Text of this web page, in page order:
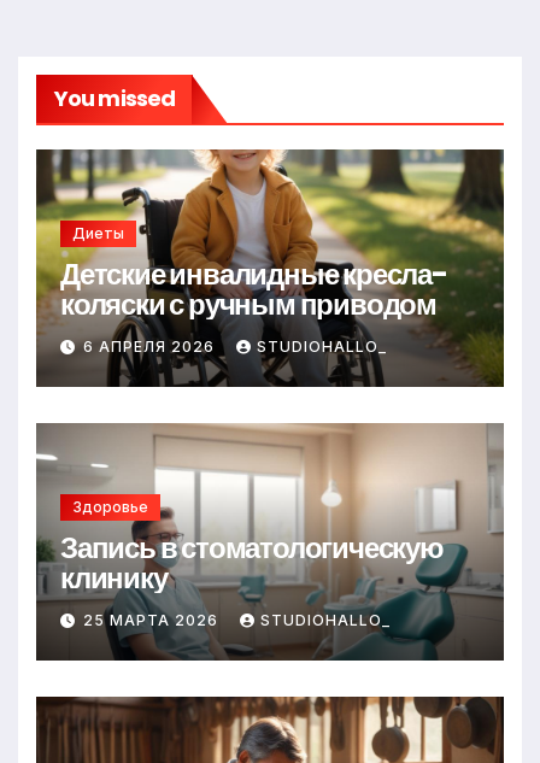
You missed
Диеты
Детские инвалидные кресла-
коляски с ручным приводом
6 АПРЕЛЯ 2026 STUDIOHALLO_
Здоровье
Запись в стоматологическую
клинику
25 МАРТА 2026 STUDIOHALLO_